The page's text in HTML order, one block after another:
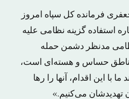
فرمانده کل سپاه امروز
درباره استفاده گزینه نظامی علیه
مدنظر دشمن حمله
حساس و هسته‌ای است،
ما با این اقدام، آنها را رها
تهدیدشان می‌کنیم.»